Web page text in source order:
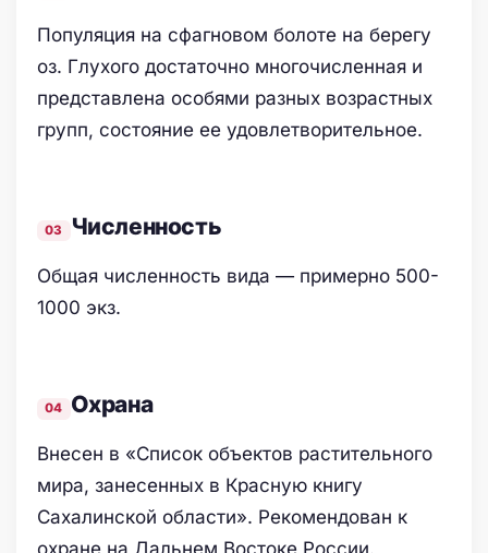
Популяция на сфагновом болоте на берегу
оз. Глухого достаточно многочисленная и
представлена особями разных возрастных
групп, состояние ее удовлетворительное.
Численность
Общая численность вида — примерно 500-
1000 экз.
Oхранa
Внесен в «Список объектов растительного
мира, занесенных в Красную книгу
Сахалинской области». Рекомендован к